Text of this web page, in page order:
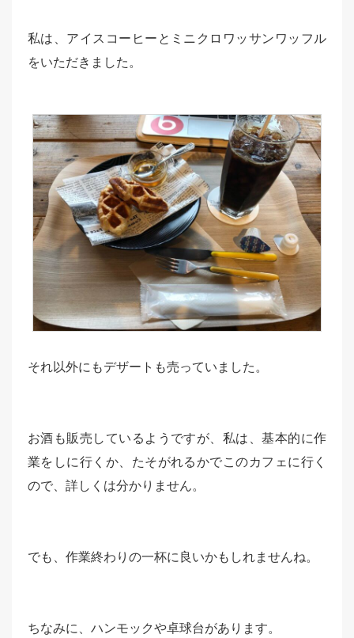
私は、アイスコーヒーとミニクロワッサンワッフル
をいただきました。
それ以外にもデザートも売っていました。
お酒も販売しているようですが、私は、基本的に作
業をしに行くか、たそがれるかでこのカフェに行く
ので、詳しくは分かりません。
でも、作業終わりの一杯に良いかもしれませんね。
ちなみに、ハンモックや卓球台があります。